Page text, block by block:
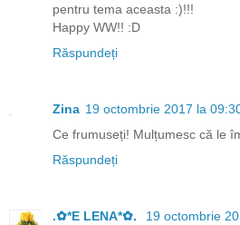
pentru tema aceasta :)!!!
Happy WW!! :D
Răspundeți
Zina 19 octombrie 2017 la
Ce frumuseți! Mulțumesc că le
Răspundeți
.✿*E LENA*✿.
19 octombrie